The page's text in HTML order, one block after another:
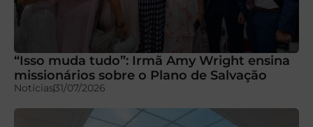
“Isso muda tudo”: Irmã Amy Wright ensina
missionários sobre o Plano de Salvação
Notícias31/07/2026